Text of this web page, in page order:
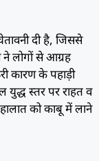
दी है, जिससे
लोगों से आग्रह
कारण के पहाड़ी
युद्ध स्तर पर राहत व
को काबू में लाने